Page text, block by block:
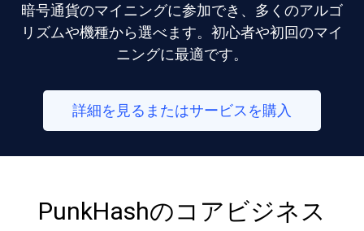
暗号通貨のマイニングに参加でき、多くのアルゴ
リズムや機種から選べます。初心者や初回のマイ
ニングに最適です。
詳細を見るまたはサービスを購入
PunkHashのコアビジネス